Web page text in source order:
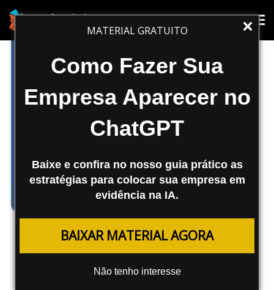
MATERIAL GRATUITO
Como Fazer Sua
Empresa Aparecer no
ChatGPT
Baixe e confira no nosso guia prático as
estratégias para colocar sua empresa em
evidência na IA.
BAIXAR MATERIAL AGORA
Não tenho interesse
As Mudanças do Facebook